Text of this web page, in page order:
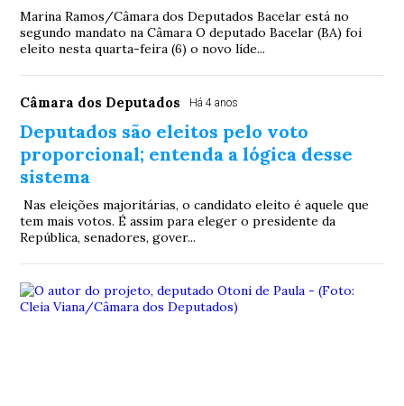
Marina Ramos/Câmara dos Deputados Bacelar está no
segundo mandato na Câmara O deputado Bacelar (BA) foi
eleito nesta quarta-feira (6) o novo líde...
Câmara dos Deputados Há 4 anos
Deputados são eleitos pelo voto
proporcional; entenda a lógica desse
sistema
Nas eleições majoritárias, o candidato eleito é aquele que
tem mais votos. É assim para eleger o presidente da
República, senadores, gover...